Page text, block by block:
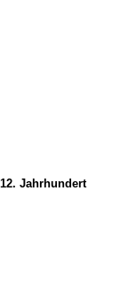
Jahrhundert